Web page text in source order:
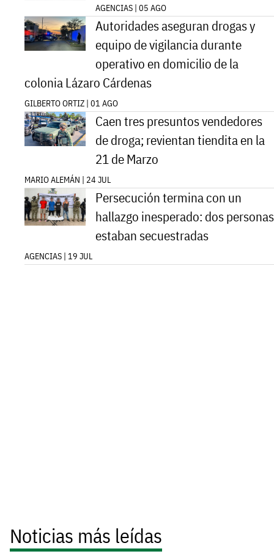
AGENCIAS | 05 AGO
Autoridades aseguran drogas y
equipo de vigilancia durante
operativo en domicilio de la
colonia Lázaro Cárdenas
GILBERTO ORTIZ | 01 AGO
Caen tres presuntos vendedores
de droga; revientan tiendita en la
21 de Marzo
MARIO ALEMÁN | 24 JUL
Persecución termina con un
hallazgo inesperado: dos personas
estaban secuestradas
AGENCIAS | 19 JUL
Noticias más leídas